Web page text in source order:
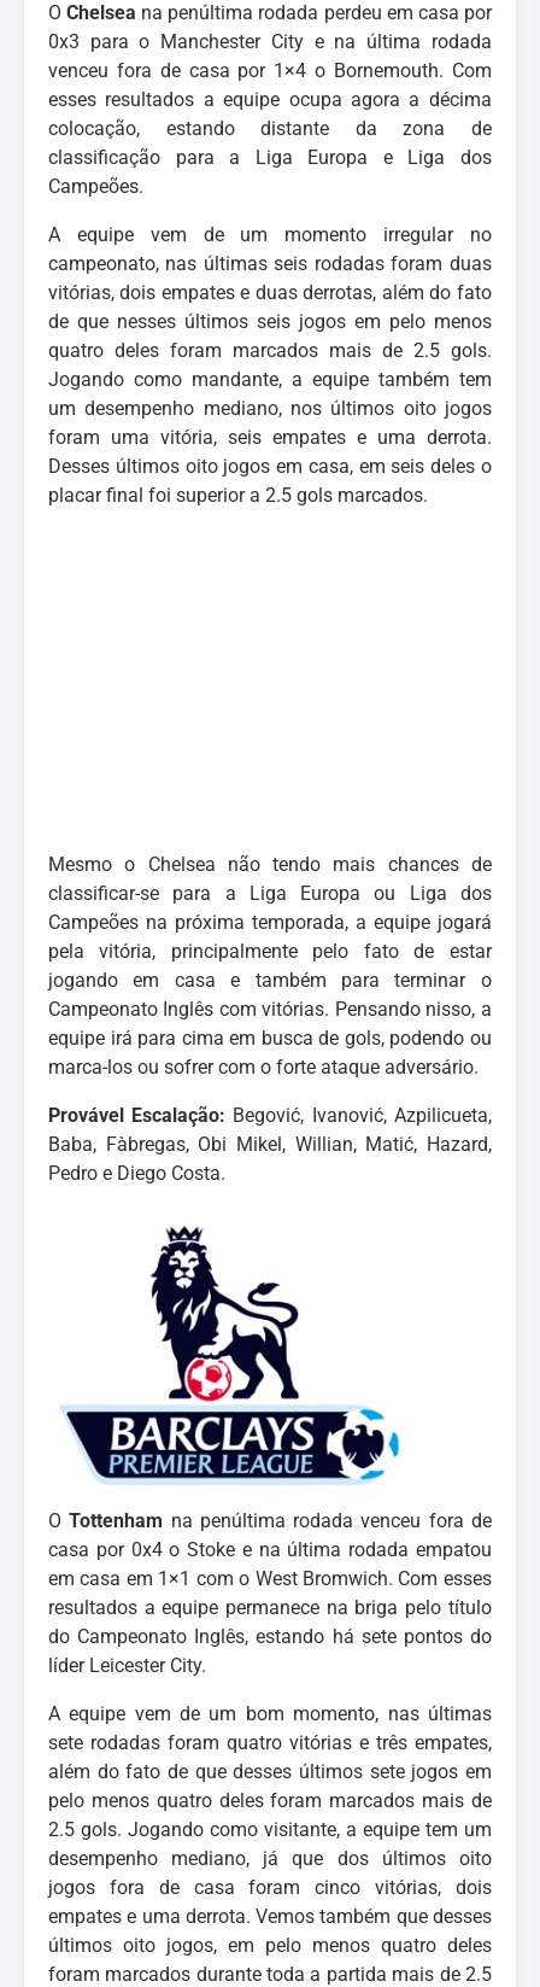
OChelsea na penúltima rodada perdeu em casa por
0x3 para o Manchester City e na última rodada
venceu fora de casa por 1×4 o Bornemouth. Com
esses resultados a equipe ocupa agora a décima
colocação, estando distante da zona de
classificação para a Liga Europa e Liga dos
Campeões.
A equipe vem de um momento irregular no
campeonato, nas últimas seis rodadas foram duas
vitórias, dois empates e duas derrotas, além do fato
de que nesses últimos seis jogos em pelo menos
quatro deles foram marcados mais de 2.5 gols.
Jogando como mandante, a equipe também tem
um desempenho mediano, nos últimos oito jogos
foram uma vitória, seis empates e uma derrota.
Desses últimos oito jogos em casa, em seis deles o
placar final foi superior a 2.5 gols marcados.
Mesmo o Chelsea não tendo mais chances de
classificar-se para a Liga Europa ou Liga dos
Campeões na próxima temporada, a equipe jogará
pela vitória, principalmente pelo fato de estar
jogando em casa e também para terminar o
Campeonato Inglês com vitórias. Pensando nisso, a
equipe irá para cima em busca de gols, podendo ou
marca-los ou sofrer com o forte ataque adversário.
Provável Escalação: Begović, Ivanović, Azpilicueta,
Baba, Fàbregas, Obi Mikel, Willian, Matić, Hazard,
Pedro e Diego Costa.
OTottenham na penúltima rodada venceu fora de
casa por 0x4 o Stoke e na última rodada empatou
em casa em 1×1 com o West Bromwich. Com esses
resultados a equipe permanece na briga pelo título
do Campeonato Inglês, estando há sete pontos do
líder Leicester City.
A equipe vem de um bom momento, nas últimas
sete rodadas foram quatro vitórias e três empates,
além do fato de que desses últimos sete jogos em
pelo menos quatro deles foram marcados mais de
2.5 gols. Jogando como visitante, a equipe tem um
desempenho mediano, já que dos últimos oito
jogos fora de casa foram cinco vitórias, dois
empates e uma derrota. Vemos também que desses
últimos oito jogos, em pelo menos quatro deles
foram marcados durante toda a partida mais de 2.5